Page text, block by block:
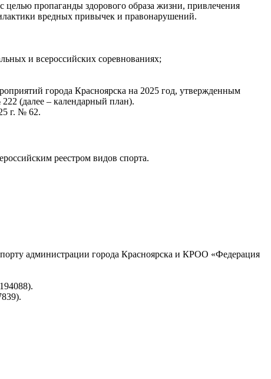
целью пропаганды здорового образа жизни, привлечения
вредных привычек и правонарушений.
и всероссийских соревнованиях;
города Красноярска на 2025 год, утвержденным
(далее – календарный план).
г. № 62.
реестром видов спорта.
администрации города Красноярска и КРОО «Федерация